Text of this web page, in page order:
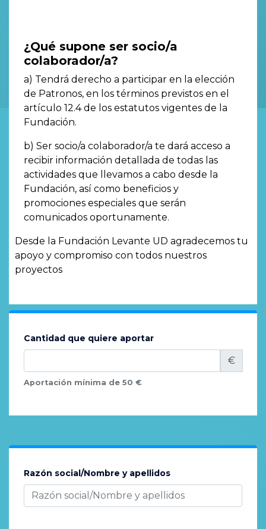
¿Qué supone ser socio/a
colaborador/a?
a) Tendrá derecho a participar en la elección
de Patronos, en los términos previstos en el
artículo 12.4 de los estatutos vigentes de la
Fundación.
b) Ser socio/a colaborador/a te dará acceso a
recibir información detallada de todas las
actividades que llevamos a cabo desde la
Fundación, así como beneficios y
promociones especiales que serán
comunicados oportunamente.
Desde la Fundación Levante UD agradecemos tu
apoyo y compromiso con todos nuestros
proyectos
Cantidad que quiere aportar
€
Aportación mínima de 50 €
Razón social/Nombre y apellidos